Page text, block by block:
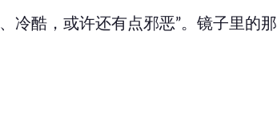
冷酷，或许还有点邪恶”。镜子里的